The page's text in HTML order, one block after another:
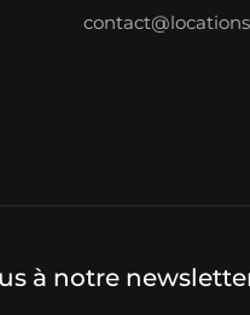
à notre